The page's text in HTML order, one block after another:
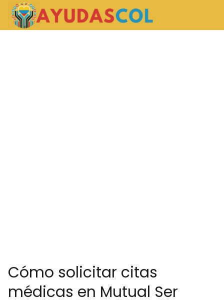
Cómo solicitar citas
médicas en Mutual Ser